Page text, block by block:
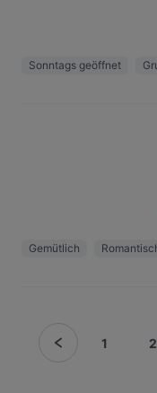
Sonntags geöffnet
Gemütlich
1 2